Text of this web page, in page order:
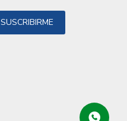
SUSCRIBIRME